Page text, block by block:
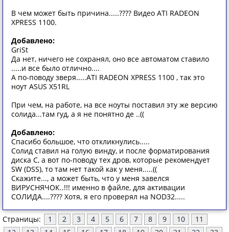
В чем может быть причина.....???? Видео ATI RADEON
XPRESS 1100.
Добавлено:
GriSt
Да нет, ничего не сохранял, оно все автоматом ставило
.....и все было отлично....
А по-поводу зверя.....ATI RADEON XPRESS 1100 , так это
ноут ASUS X51RL
При чем, на работе, на все ноуты поставил эту же версию
солида...там гуд, а я не понятно де ..((
Добавлено:
Спасибо большое, что откликнулись.....
Солид ставил на голую винду, и после форматирования
диска С, а вот по-поводу тех дров, которые рекомендует
SW (DSS), то там нет такой как у меня.....((
Скажите..., а может быть, что у меня завелся
ВИРУСНЯЧОК..!!! именно в файле, для активации
СОЛИДА....???? Хотя, я его проверял на NOD32.....
Страницы: 1 2 3 4 5 6 7 8 9 10
11